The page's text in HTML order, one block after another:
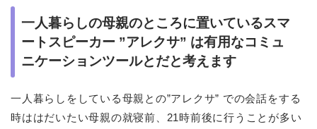
一人暮らしの母親のところに置いているスマ
ートスピーカー ”アレクサ” は有用なコミュ
ニケーションツールとだと考えます
一人暮らしをしている母親との”アレクサ” での会話をする
時ははだいたい母親の就寝前、21時前後に行うことが多い